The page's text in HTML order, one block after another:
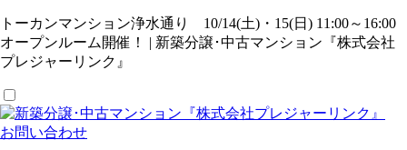
トーカンマンション浄水通り 10/14(土)・15(日) 11:00～16:00
オープンルーム開催！ | 新築分譲･中古マンション『株式会社
プレジャーリンク』
お問い合わせ